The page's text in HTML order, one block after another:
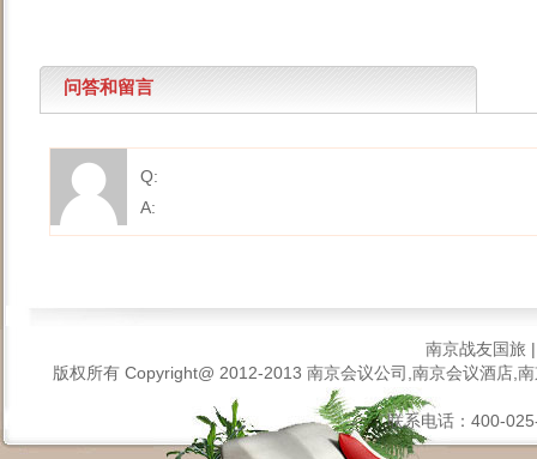
问答和留言
Q:
A:
南京战友国旅
版权所有 Copyright@ 2012-2013 南京会议公司,南京会议酒店,
联系电话：400-